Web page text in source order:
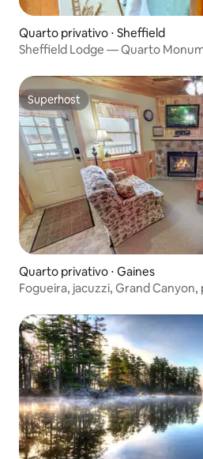
Quarto privativo ⋅ Sheffield
Sheffield Lodge — Quarto
Superhost
Superhost
Quarto privativo ⋅ Gaines
Fogueira, jacuzzi, Grand